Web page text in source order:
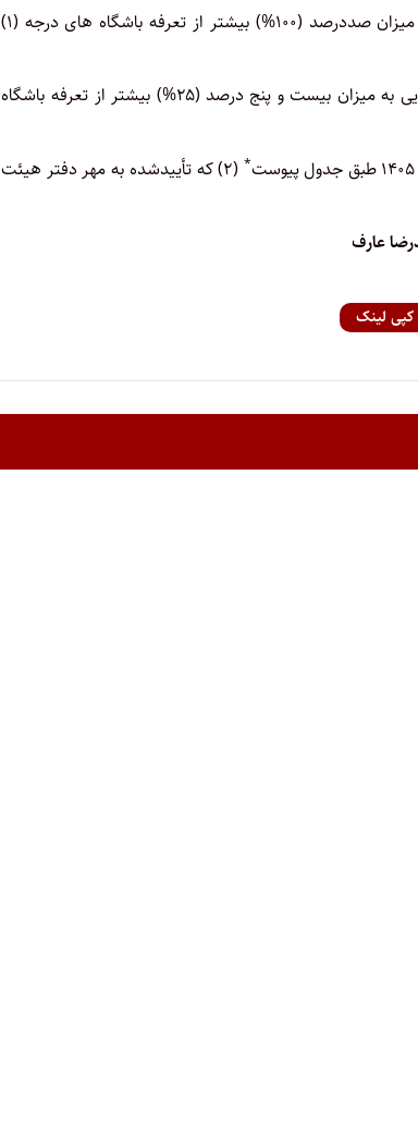
تعرفه های باشگاه های ورزشی و مراکز خدمات ورزشی و تندرستی ویژه به میزان صددرصد (۱۰۰%) بیشتر از تعرفه باشگاه های درجه (۱)
تعرفه های باشگاه های ورزشی و مراکز خدمات ورزشی و تندرستی ویژه طلایی به میزان بیست و پنج درصد (۲۵%) بیشتر از تعرفه باشگاه
*
(۲) که تأییدشده به مهر دفتر هیئت
عارف
کپی لینک